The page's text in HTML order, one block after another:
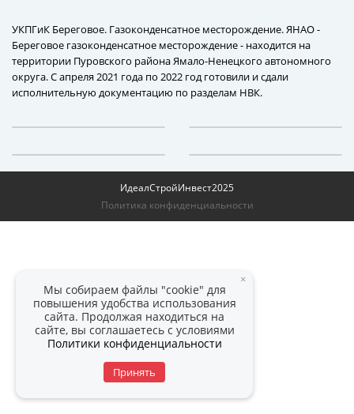
УКПГиК Береговое. Газоконденсатное месторождение. ЯНАО -
Береговое газоконденсатное месторождение - находится на
территории Пуровского района Ямало-Ненецкого автономного
округа. С апреля 2021 года по 2022 год готовили и сдали
исполнительную документацию по разделам НВК.
ИдеалСтройИнвест2025
Политика конфиденциальности
×
Мы собираем файлы "cookie" для
повышения удобства использования
сайта. Продолжая находиться на
сайте, вы соглашаетесь с условиями
Политики конфиденциальности
Принять